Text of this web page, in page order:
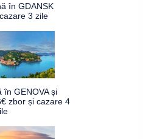
în GDANSK
3 zile
în GENOVA și
zbor și cazare 4